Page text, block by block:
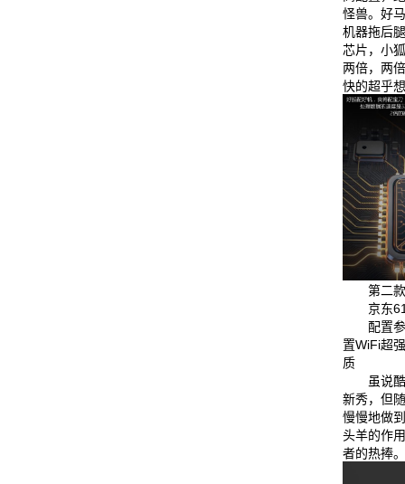
怪兽。好
机器拖后
芯片，小
两倍，两
快的超乎
第二
京东
配置
置WiFi超
质
虽说
新秀，但
慢慢地做
头羊的作
者的热捧。